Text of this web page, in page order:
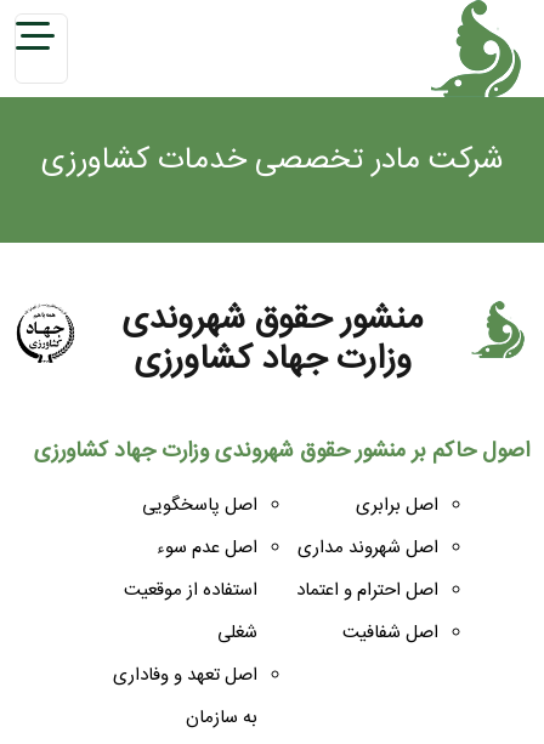
شرکت مادر تخصصی خدمات کشاورزی
منشور حقوق شهروندی
وزارت جهاد کشاورزی
اصول حاکم بر منشور حقوق شهروندی وزارت جهاد کشاورزی
اصل برابری
اصل شهروند مداری
اصل احترام و اعتماد
اصل شفافیت
اصل پاسخگویی
اصل عدم سوء
استفاده از موقعیت
شغلی
اصل تعهد و وفاداری
به سازمان